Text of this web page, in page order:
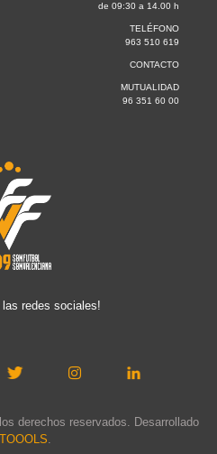
de 09:30 a 14.00 h
TELÉFONO
963 510 619
CONTACTO
MUTUALIDAD
96 351 60 00
las redes sociales!
derechos reservados. Desarrollado
TOOOLS.